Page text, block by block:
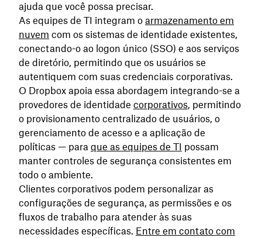
ajuda que você possa precisar.
As equipes de TI integram o armazenamento em
nuvem com os sistemas de identidade existentes,
conectando-o ao logon único (SSO) e aos serviços
de diretório, permitindo que os usuários se
autentiquem com suas credenciais corporativas.
O Dropbox apoia essa abordagem integrando-se a
provedores de identidade corporativos, permitindo
o provisionamento centralizado de usuários, o
gerenciamento de acesso e a aplicação de
políticas — para que as equipes de TI possam
manter controles de segurança consistentes em
todo o ambiente.
Clientes corporativos podem personalizar as
configurações de segurança, as permissões e os
fluxos de trabalho para atender às suas
necessidades específicas. Entre em contato com